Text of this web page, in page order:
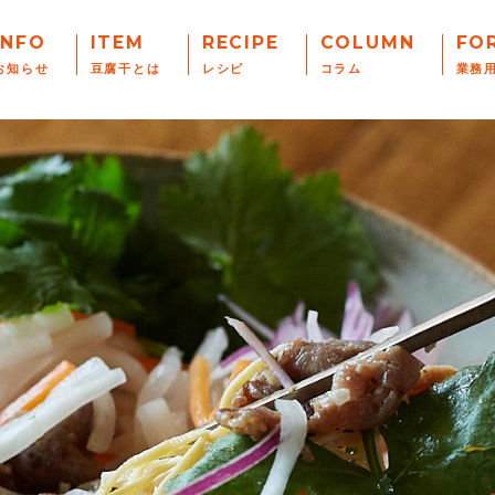
知らせ
ITEM
豆腐干とは
RECIPE
レシピ
COLUMN
コラム 業務